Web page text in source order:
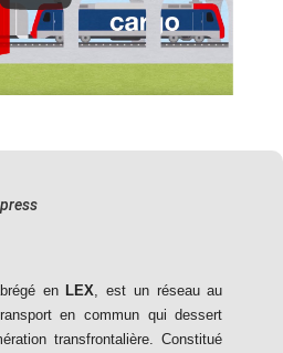
en LEX , est un réseau au
en commun qui dessert
transfrontalière. Constitué